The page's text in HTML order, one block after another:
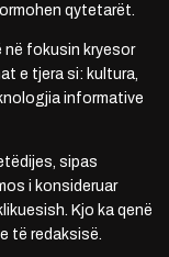
qytetarët.
në fokusin kryesor
e tjera si: kultura,
informative
sipas
i konsideruar
Kjo ka qenë
të redaksisë.